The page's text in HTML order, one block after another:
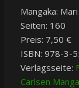
Mangaka:
Seiten: 160
Preis: 7,50 €
ISBN: 978-3-
Verlagsseite:
Carlsen Manga